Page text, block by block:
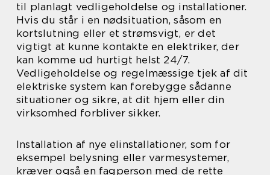
til planlagt vedligeholdelse og installationer.
Hvis du står i en nødsituation, såsom en
kortslutning eller et strømsvigt, er det
vigtigt at kunne kontakte en elektriker, der
kan komme ud hurtigt helst 24/7.
Vedligeholdelse og regelmæssige tjek af dit
elektriske system kan forebygge sådanne
situationer og sikre, at dit hjem eller din
virksomhed forbliver sikker.
Installation af nye elinstallationer, som for
eksempel belysning eller varmesystemer,
kræver også en fagperson med de rette